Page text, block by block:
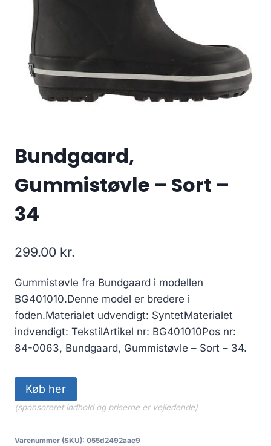
Bundgaard,
Gummistøvle – Sort –
34
299.00 kr.
Gummistøvle fra Bundgaard i modellen
BG401010.Denne model er bredere i
foden.Materialet udvendigt: SyntetMaterialet
indvendigt: TekstilArtikel nr: BG401010Pos nr:
84-0063, Bundgaard, Gummistøvle – Sort – 34.
Køb her
(sponsoreret indhold og priserne er vejledende)
Varenummer (SKU): 055d2492aae9